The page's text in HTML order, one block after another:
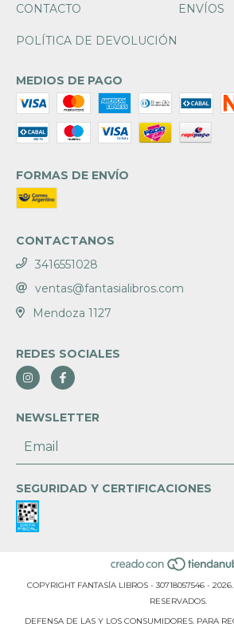
CONTACTO ENVÍOS
POLÍTICA DE DEVOLUCIÓN
MEDIOS DE PAGO
FORMAS DE ENVÍO
CONTACTANOS
3416551028
ventas@fantasialibros.com
Mendoza 1127
REDES SOCIALES
NEWSLETTER
SEGURIDAD Y CERTIFICACIONES
COPYRIGHT FANTASÍA LIBROS - 30718057546 -
RESERVADOS.
DEFENSA DE LAS Y LOS CONSUMIDORES. PARA